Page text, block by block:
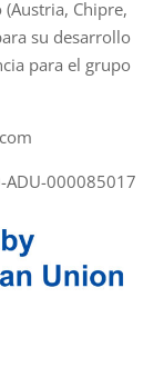
Chipre,
su desarrollo
para el grupo
ADU-000085017